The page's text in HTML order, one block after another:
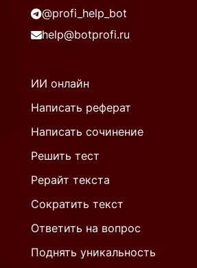
@profi_help_bot
help@botprofi.ru
ИИ онлайн
Написать реферат
Написать сочинение
Решить тест
Рерайт текста
Сократить текст
Ответить на вопрос
Поднять уникальность